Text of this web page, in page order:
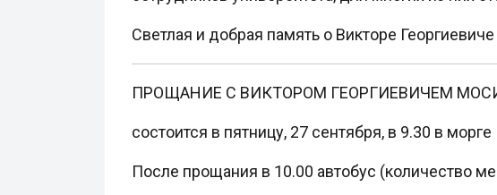
Светлая и добрая память о Викторе
ПРОЩАНИЕ С ВИКТОРОМ ГЕОРГИЕВИЧЕМ
состоится в пятницу, 27 сентября, в 9.30 в
После прощания в 10.00 автобус (количество